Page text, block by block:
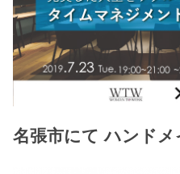
名張市にて ハンド